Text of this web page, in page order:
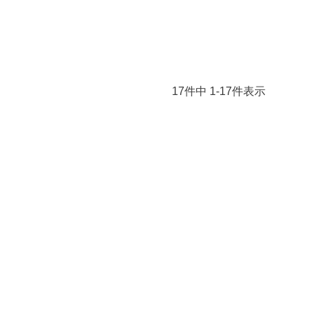
17件中 1-17件表示